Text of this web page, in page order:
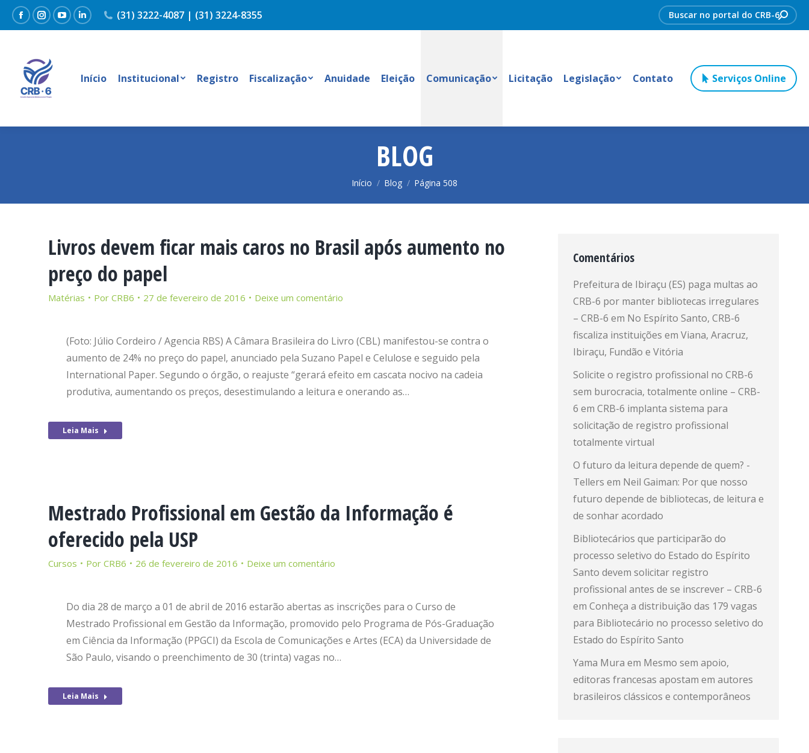
FacebookInstagram
YouTubeLinkedin
(31) 3222-4087 | (31) 3224-8355 Search:
Início Institucional Registro Fiscalização Anuidade Eleição Comunicação Licitação Legislação Contato Serviços Online
BLOG
Você está aqui:
Início Blog Página 508
Livros devem ficar mais caros no Brasil após aumento no
preço do papel
Matérias Por CRB6 27 de fevereiro de 2016 Deixe um comentário
(Foto: Júlio Cordeiro / Agencia RBS) A Câmara Brasileira do Livro (CBL) manifestou-se contra o
aumento de 24% no preço do papel, anunciado pela Suzano Papel e Celulose e seguido pela
International Paper. Segundo o órgão, o reajuste “gerará efeito em cascata nocivo na cadeia
produtiva, aumentando os preços, desestimulando a leitura e onerando as…
Leia Mais
Mestrado Profissional em Gestão da Informação é
oferecido pela USP
Cursos Por CRB6 26 de fevereiro de 2016 Deixe um comentário
Do dia 28 de março a 01 de abril de 2016 estarão abertas as inscrições para o Curso de
Mestrado Profissional em Gestão da Informação, promovido pelo Programa de Pós-Graduação
em Ciência da Informação (PPGCI) da Escola de Comunicações e Artes (ECA) da Universidade de
São Paulo, visando o preenchimento de 30 (trinta) vagas no…
Leia Mais
Comentários
Prefeitura de Ibiraçu (ES) paga multas ao
CRB-6 por manter bibliotecas irregulares
– CRB-6 em No Espírito Santo, CRB-6
fiscaliza instituições em Viana, Aracruz,
Ibiraçu, Fundão e Vitória
Solicite o registro profissional no CRB-6
sem burocracia, totalmente online – CRB-
6 em CRB-6 implanta sistema para
solicitação de registro profissional
totalmente virtual
O futuro da leitura depende de quem? -
Tellers em Neil Gaiman: Por que nosso
futuro depende de bibliotecas, de leitura e
de sonhar acordado
Bibliotecários que participarão do
processo seletivo do Estado do Espírito
Santo devem solicitar registro
profissional antes de se inscrever – CRB-6
em Conheça a distribuição das 179 vagas
para Bibliotecário no processo seletivo do
Estado do Espírito Santo
Yama Mura em Mesmo sem apoio,
editoras francesas apostam em autores
brasileiros clássicos e contemporâneos